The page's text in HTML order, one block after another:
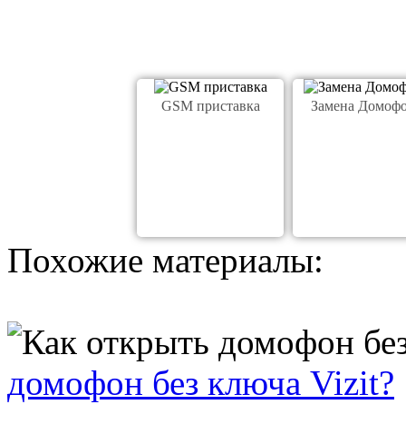
GSM приставка Замена
Похожие материалы:
домофон без ключа Vizit?